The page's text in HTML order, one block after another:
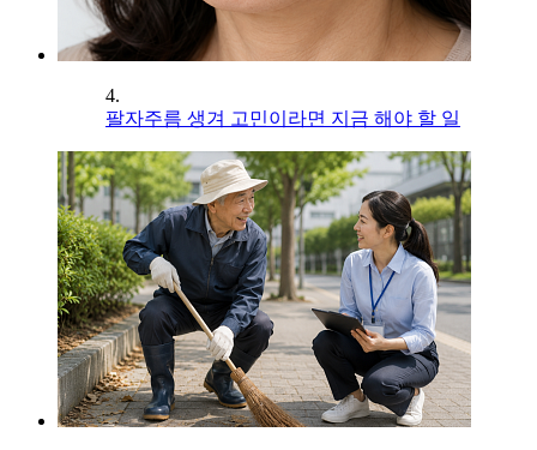
4.
팔자주름 생겨 고민이라면 지금 해야 할 일